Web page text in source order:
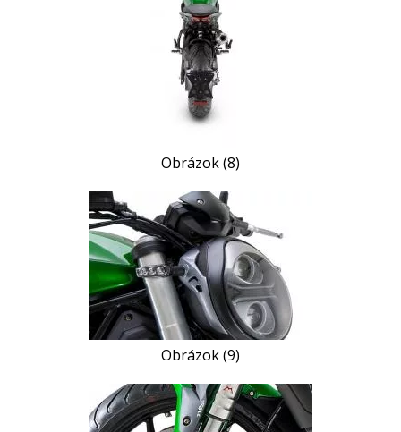
Obrázok (8)
Obrázok (9)